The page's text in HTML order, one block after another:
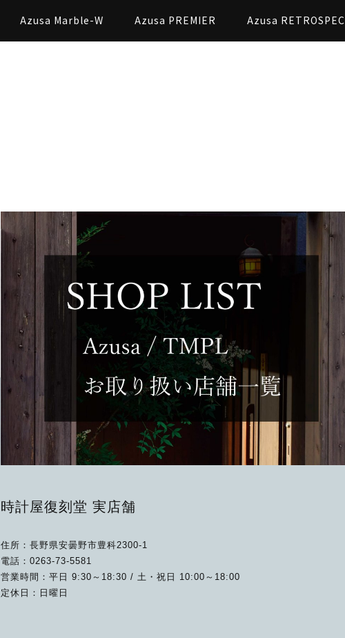
Azusa Marble-W Azusa PREMIER Azusa RETROSPEC
時計屋復刻堂 実店舗
住所：長野県安曇野市豊科2300-1
電話：0263-73-5581
営業時間：平日 9:30～18:30 / 土・祝日 10:00～18:00
定休日：日曜日
子カテゴリ
価格帯